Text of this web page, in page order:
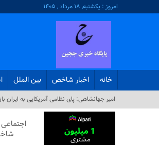
امروز : یکشنبه, ۱۸ مرداد , ۱۴۰۵
خانه اخبار شاخص بین الملل
امیر جهانشاهی: پای نظامی آمریکایی به ایران
اجتماعی